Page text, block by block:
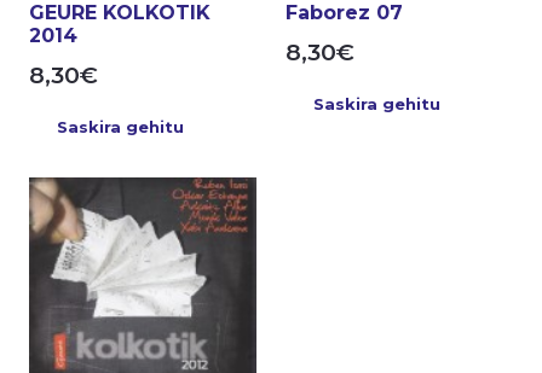
GEURE KOLKOTIK
2014
8,30€
Saskira gehitu
Faborez 07
8,30€
Saskira gehitu